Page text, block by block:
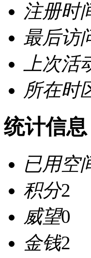
注册时
最后访
上次活
所在时
统计信息
已用空
积分2
威望0
金钱2